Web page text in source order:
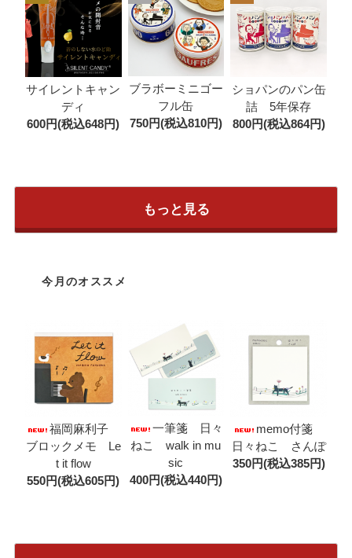
サイレントキャン
ディ
600円(税込648円)
ブラボーミニゴー
フル缶
750円(税込810円)
ショパンのパン缶
詰 5年保存
800円(税込864円)
もっと見る
今月のオススメ
福岡麻利子
ブロックメモ Le
t it flow
550円(税込605円)
一筆箋 日々
ねこ walk in mu
sic
400円(税込440円)
memo付箋
日々ねこ さんぽ
350円(税込385円)